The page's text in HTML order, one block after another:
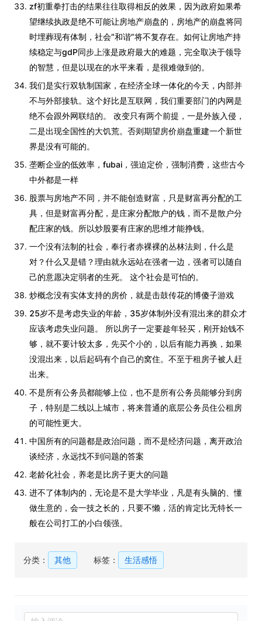
zf初重拳打击的结果往往取得相反的效果，因为政府如果希
望继续执政是绝不可能让房地产崩盘的，房地产的崩盘将同
时埋葬现有体制，社会“和谐”将不复存在。如何让房地产持
续稳定与gdP同步上涨是政府最大的难题，完全取决于领导
的智慧，但是以现在的水平来看，是很难做到的。
我们是实行双轨制国家，在经济全球一体化的今天，内部并
不与外部接轨。这个好比是互联网，我们重要部门的内网是
绝不会跟外网联结的。 改变只有两个前提，一是外族入侵，
二是出现全国性的大饥荒。否则期望房价崩盘重建一个新世
界是没有可能的。
垄断企业的低效率，fubai，强迫定价，强制消费，这些古今
中外都是一样
股票与房地产不同，并不能创造财富，只是财富再分配的工
具，但是财富再分配，是庄家分配散户的钱，而不是散户分
配庄家的钱。所以炒股要有庄家的思维才能挣钱。
一个没有法制的社会，奉行者赤裸裸的丛林法则，什么是
对？什么又是错？理由就永远站在强者一边，强者可以随自
己的意愿决定弱者的生死。 这个社会是可怕的。
炒概念没有实体支持的房价，就是击鼓传花的博傻子游戏
25岁不是考虑失业的年龄，35岁体制外没有混出来的群众才
应该考虑失业问题。 所以房子一定要趁年轻买，刚开始钱不
够，就不要计较太多，先买个小的，以后有能力再换，如果
没混出来，以后起码有个自己的窝住。不至于租房子被人赶
出来。
不是所有公务员都能够上位，也不是所有公务员能够分到房
子，特别是二线以上城市，将来普通的底层公务员住公租房
的可能性更大。
中国所有的问题都是政治问题，而不是经济问题，离开政治
谈经济，永远找不到问题的答案
老龄化社会，养老是比房子更大的问题
进不了体制内的，无论是不是大学毕业，凡是有头脑的、懂
做生意的，会一技之长的，只要不懒，活的肯定比无特长一
般在公司打工的小白领强。
分类： 其他 标签： 生活感悟